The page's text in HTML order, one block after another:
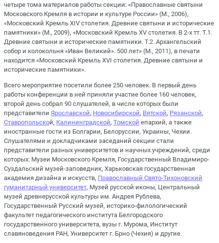
четыре тома материалов работы секции: «Православные святыни
Московского Кремля в истории и культуре России» (М., 2006),
«Московский Кремль XIV столетия. Древние святыни и исторические
памятники» (М., 2009), «Московский Кремль XV столетия. В 2-х тт. Т.1.
Древние святыни и исторические памятники. Т.2. Архангельский
собор и колокольня «Иван Великий». 500 лет» (М., 2011), в печати
находится «Московский Кремль XVI столетия. Древние святыни и
исторические памятники».
Всего мероприятие посетили более 250 человек. В первый день
работы конференции в ней приняли участие более 160 человек,
второй день собрал 90 слушателей, в числе которых были
представители Ярославской, Новосибирской, Вятской, Рязанской,
Ставропольской, Калининградской, Томской епархий, а также
иностранные гости из Болгарии, Белоруссии, Украины, Чехии.
Слушателями и докладчиками заседаний секции стали
представители разных университетов и научных учреждений, среди
которых: Музеи Московского Кремля, Государственный Владимиро-
Суздальский музей-заповедник, Харьковская государственная
академия дизайна и искусств, Православный Свято-Тихоновский
гуманитарный университет, Музей русской иконы, Центральный
музей древнерусской культуры им. Андрея Рублева,
Государственный Русский музей, историко-филологический
факультет педагогического института Белгородского
государственного университета, вузы г. Мурома, Институт
славяноведения РАН, Университет г. Брно (Чехия) и другие.